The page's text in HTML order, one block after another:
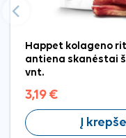
Happet kolageno
antiena skanėstai
vnt.
3,19 €
Į
Ankstesnis